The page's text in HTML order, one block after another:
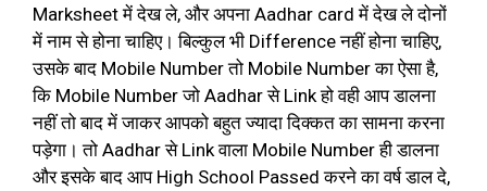
Marksheet में देख ले, और अपना Aadhar card में देख ले दोनों
में नाम से होना चाहिए। बिल्कुल भी Difference नहीं होना चाहिए,
उसके बाद Mobile Number तो Mobile Number का ऐसा है,
कि Mobile Number जो Aadhar से Link हो वही आप डालना
नहीं तो बाद में जाकर आपको बहुत ज्यादा दिक्कत का सामना करना
पड़ेगा। तो Aadhar से Link वाला Mobile Number ही डालना
और इसके बाद आप High School Passed करने का वर्ष डाल दे,